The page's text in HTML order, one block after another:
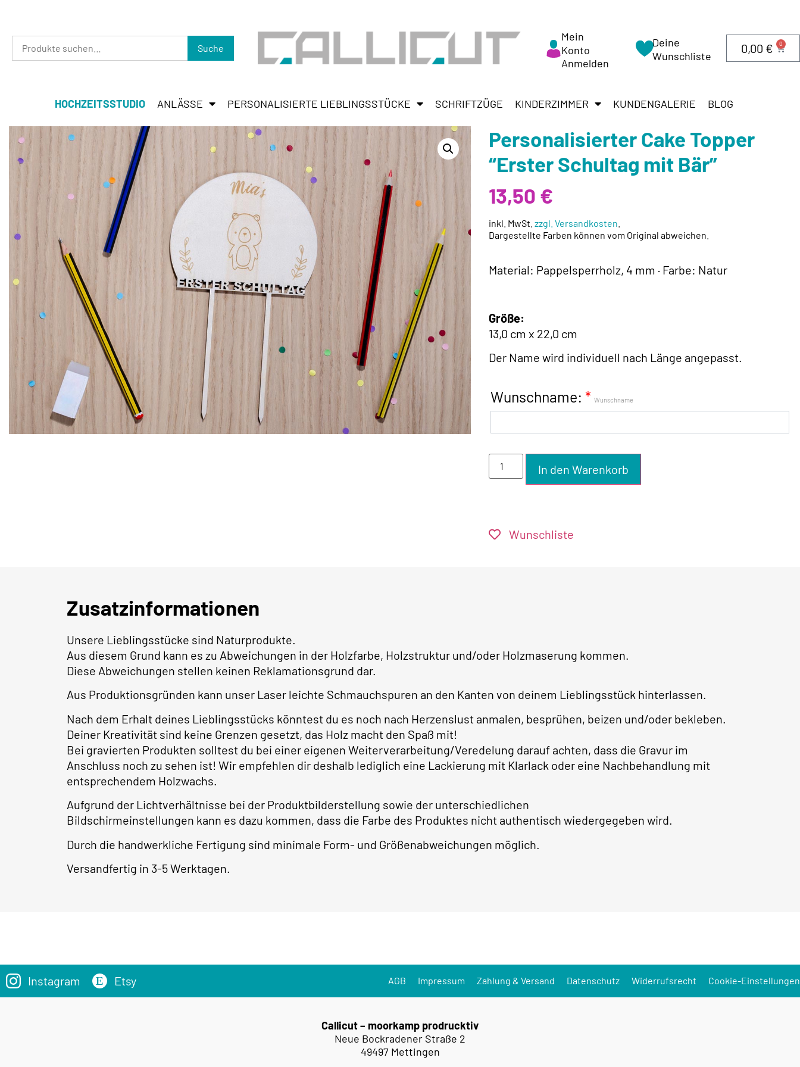
Suche
Mein
Konto
Anmelden
Deine
Wunschliste
0,00 € 0
HOCHZEITSSTUDIO ANLÄSSE PERSONALISIERTE LIEBLINGSSTÜCKE SCHRIFTZÜGE KINDERZIMMER KUNDENGALERIE BLOG
Personalisierter Cake Topper
“Erster Schultag mit Bär”
13,50 €
inkl. MwSt.zzgl. Versandkosten
Dargestellte Farben können vom Original abweichen.
Material: Pappelsperrholz, 4 mm · Farbe: Natur
Größe:
13,0 cm x 22,0 cm
Der Name wird individuell nach Länge angepasst.
Wunschname: * Wunschname
In den Warenkorb
Wunschliste
Zusatzinformationen
Unsere Lieblingsstücke sind Naturprodukte.
Aus diesem Grund kann es zu Abweichungen in der Holzfarbe, Holzstruktur und/oder Holzmaserung kommen.
Diese Abweichungen stellen keinen Reklamationsgrund dar.
Aus Produktionsgründen kann unser Laser leichte Schmauchspuren an den Kanten von deinem Lieblingsstück hinterlassen.
Nach dem Erhalt deines Lieblingsstücks könntest du es noch nach Herzenslust anmalen, besprühen, beizen und/oder bekleben.
Deiner Kreativität sind keine Grenzen gesetzt, das Holz macht den Spaß mit!
Bei gravierten Produkten solltest du bei einer eigenen Weiterverarbeitung/Veredelung darauf achten, dass die Gravur im
Anschluss noch zu sehen ist! Wir empfehlen dir deshalb lediglich eine Lackierung mit Klarlack oder eine Nachbehandlung mit
entsprechendem Holzwachs.
Aufgrund der Lichtverhältnisse bei der Produktbilderstellung sowie der unterschiedlichen
Bildschirmeinstellungen kann es dazu kommen, dass die Farbe des Produktes nicht authentisch wiedergegeben wird.
Durch die handwerkliche Fertigung sind minimale Form- und Größenabweichungen möglich.
Versandfertig in 3-5 Werktagen.
Instagram Etsy AGB Impressum Zahlung & Versand Datenschutz Widerrufsrecht Cookie-Einstellungen
Callicut – moorkamp prodrucktiv
Neue Bockradener Straße 2
49497 Mettingen